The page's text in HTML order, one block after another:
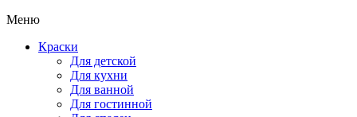
Меню
Краски
Для детской
Для кухни
Для ванной
Для гостинной